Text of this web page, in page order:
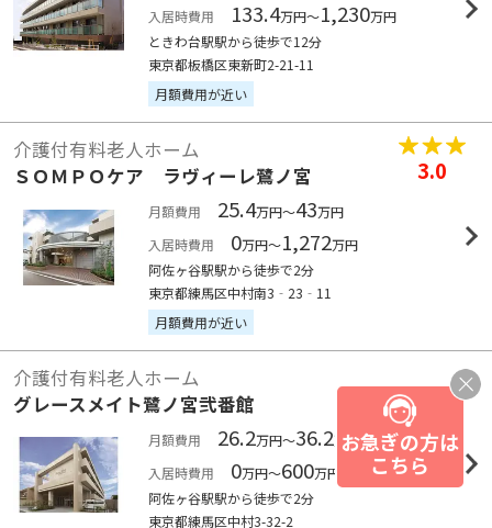
入居時費用
133.4万円～1,230万円
ときわ台駅駅から徒歩で12分
東京都板橋区東新町2-21-11
月額費用が近い
介護付有料老人ホーム
ＳＯＭＰＯケア ラヴィーレ鷺ノ宮
3.0
月額費用 25.4万円～43万円
入居時費用
0万円～1,272万円
阿佐ヶ谷駅駅から徒歩で2分
東京都練馬区中村南3‐23‐11
月額費用が近い
介護付有料老人ホーム
グレースメイト鷺ノ宮弐番館
月額費用 26.2万円～36.2万円
入居時費用
0万円～600万円
阿佐ヶ谷駅駅から徒歩で2分
東京都練馬区中村3-32-2
お急ぎの方は
こちら